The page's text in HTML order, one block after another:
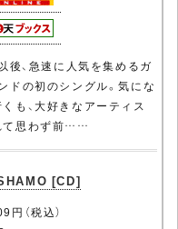
、急速に人気を集めるガ
ドの初のシングル。気にな
も、大好きなアーティス
て思わず前……
[CD]
（税込）